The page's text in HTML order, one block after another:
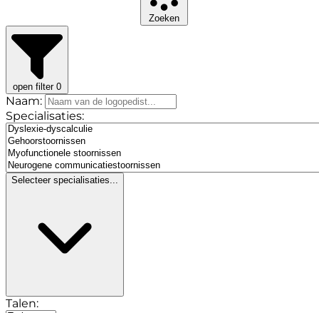
Zoeken
open filter 0
Naam:
Specialisaties:
Selecteer specialisaties...
Talen: